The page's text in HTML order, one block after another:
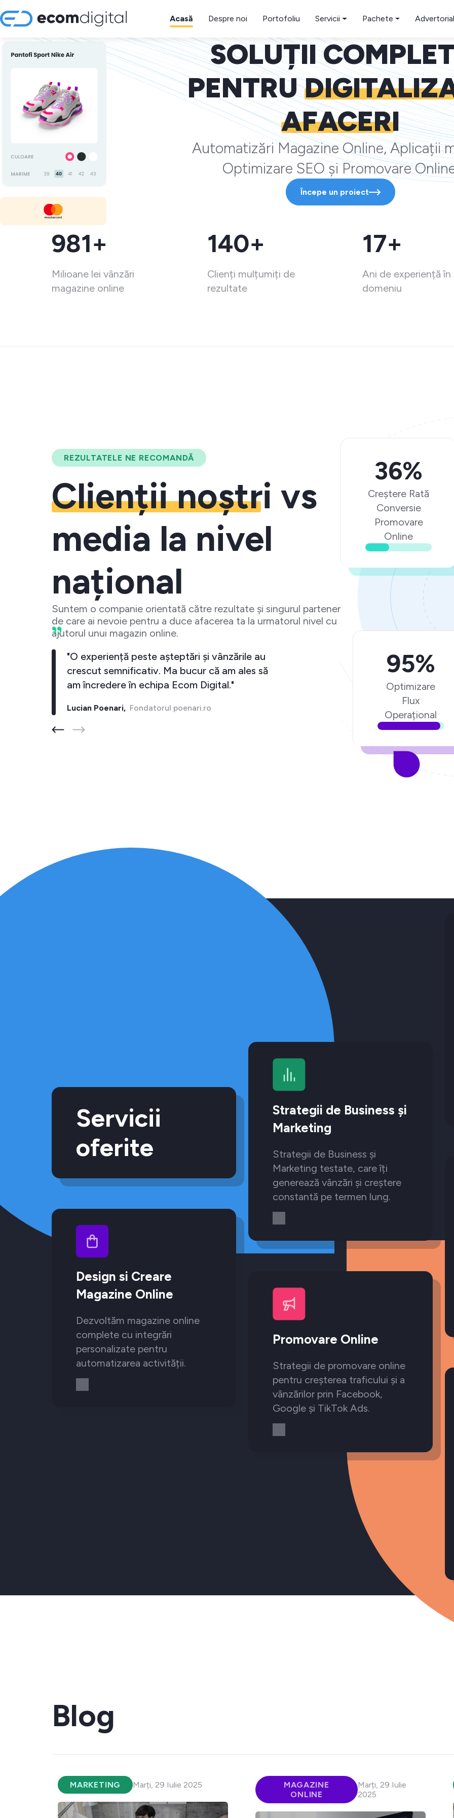
Acasă Despre noi Portofoliu Servicii Pachete
SOLUȚII
PENTRU
AFACERI
Automatizări Magazine Online, Aplicații
Optimizare SEO și Promovare
Începe un proiect
981+
Milioane lei vânzări
magazine online
140+
Clienți mulțumiți de
rezultate
17+
Ani de experiență în
domeniu
REZULTATELE NE RECOMANDĂ
Clienții noștri vs
media la nivel
național
Suntem o companie orientată către rezultate și singurul partener
de care ai nevoie pentru a duce afacerea ta la urmatorul nivel cu
ajutorul unui magazin online.
"O experiență peste așteptări și vânzările au
crescut semnificativ. Ma bucur că am ales să
am încredere în echipa Ecom Digital."
Lucian Poenari, Fondatorul poenari.ro
36%
Creștere Rată
Conversie
Promovare
Online
95%
Optimizare
Flux
Operațional
Servicii
oferite
Design si Creare
Magazine Online
Dezvoltăm magazine online
complete cu integrări
personalizate pentru
automatizarea activității.
Strategii de Business și
Marketing
Strategii de Business și
Marketing testate, care îți
generează vânzări și creștere
constantă pe termen lung.
Promovare Online
Strategii de promovare online
pentru creșterea traficului și a
vânzărilor prin Facebook,
Google și TikTok Ads.
Blog
MARKETING Marți, 29 Iulie 2025
MAGAZINE
ONLINE
Marți, 29 Iulie
2025